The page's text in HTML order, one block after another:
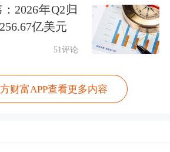
手。空头方面，海通期
1043手，净空持仓降至
至1251手；中金期货席
位空头增仓461手，净
2026年Q2归
亿美元
51评论
财富APP查看更多内容